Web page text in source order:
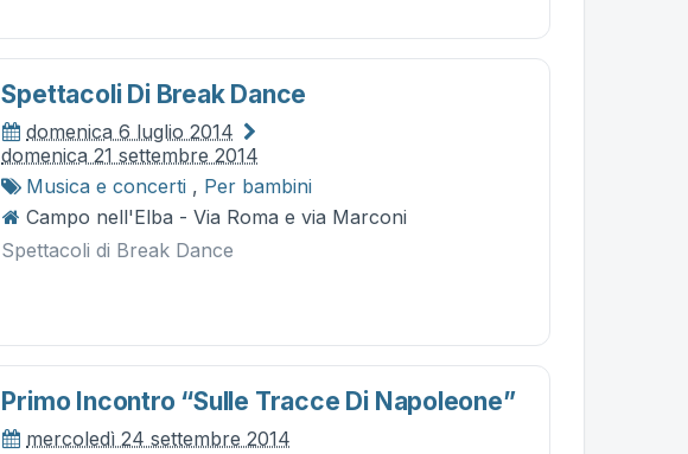
Spettacoli Di Break Dance
domenica 6 luglio 2014
domenica 21 settembre 2014
Musica e concerti , Per bambini
Campo nell'Elba - Via Roma e via Marconi
Spettacoli di Break Dance
Primo Incontro “sulle Tracce Di Napoleone”
mercoledì 24 settembre 2014